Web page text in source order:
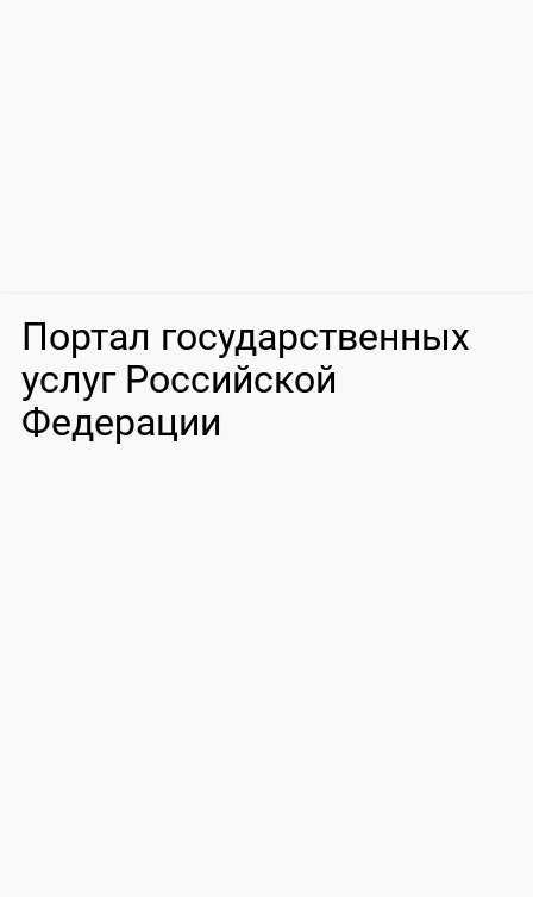
Портал государственных
услуг Российской
Федерации